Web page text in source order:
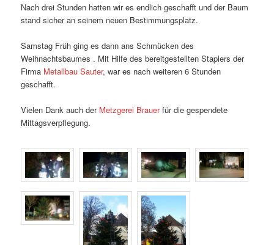
Nach drei Stunden hatten wir es endlich geschafft und der Baum
stand sicher an seinem neuen Bestimmungsplatz.
Samstag Früh ging es dann ans Schmücken des
Weihnachtsbaumes . Mit Hilfe des bereitgestellten Staplers der
Firma Metallbau Sauter, war es nach weiteren 6 Stunden
geschafft.
Vielen Dank auch der Metzgerei Brauerfür die gespendete
Mittagsverpflegung.